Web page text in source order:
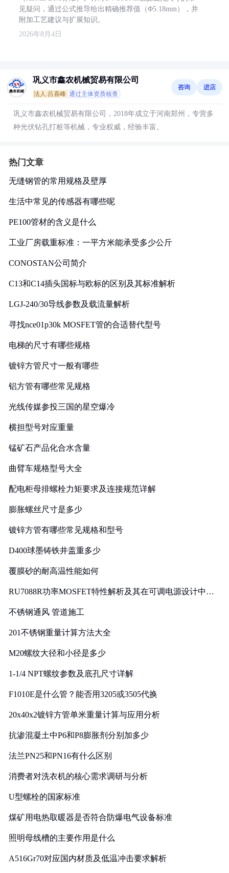
见疑问，通过公式推导给出精确推荐值（Φ5.18mm），并
附加工艺建议与扩展知识。
2026年8月4日
巩义市鑫农机械贸易有限公司
法人:吕喜峰 通过主体资质核查
咨询 进店
巩义市鑫农机械贸易有限公司，2018年成立于河南郑州，专营多
种光伏钻孔打桩等机械，专业权威，经验丰富。
热门文章
无缝钢管的常用规格及壁厚
生活中常见的传感器有哪些呢
PE100管材的含义是什么
工业厂房载重标准：一平方米能承受多少公斤
CONOSTAN公司简介
C13和C14插头国标与欧标的区别及其标准解析
LGJ-240/30导线参数及载流量解析
寻找nce01p30k MOSFET管的合适替代型号
电梯的尺寸有哪些规格
镀锌方管尺寸一般有哪些
铝方管有哪些常见规格
光线传媒参投三国的星空爆冷
横担型号对应重量
锰矿石产品化合水含量
曲臂车规格型号大全
配电柜母排螺栓力矩要求及连接规范详解
膨胀螺丝尺寸是多少
镀锌方管有哪些常见规格和型号
D400球墨铸铁井盖重多少
覆膜砂的耐高温性能如何
RU7088R功率MOSFET特性解析及其在可调电源设计中的
不锈钢通风 管道施工
201不锈钢重量计算方法大全
M20螺纹大径和小径是多少
1-1/4 NPT螺纹参数及底孔尺寸详解
F1010E是什么管？能否用3205或3505代换
20x40x2镀锌方管单米重量计算与应用分析
抗渗混凝土中P6和P8膨胀剂分别加多少
法兰PN25和PN16有什么区别
消费者对洗衣机的核心需求调研与分析
U型螺栓的国家标准
煤矿用电热取暖器是否符合防爆电气设备标准
照明母线槽的主要作用是什么
A516Gr70对应国内材质及低温冲击要求解析